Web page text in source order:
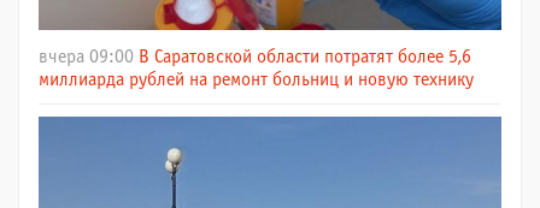
вчера 09:00 В Саратовской области потратят более 5,6
миллиарда рублей на ремонт больниц и новую технику